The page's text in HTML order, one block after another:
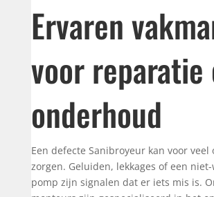
Ervaren
voor reparatie
onderhoud
Een defecte Sanibroyeur kan voor veel
zorgen. Geluiden, lekkages of een
pomp zijn signalen dat er iets mis is.